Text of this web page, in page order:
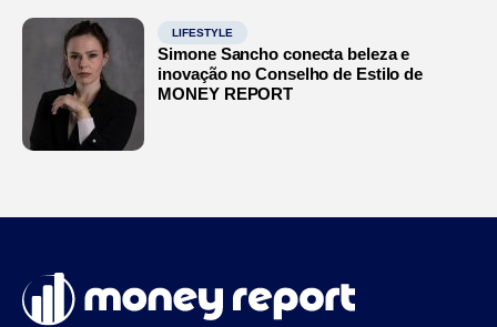
LIFESTYLE
Simone Sancho conecta beleza e
inovação no Conselho de Estilo de
MONEY REPORT